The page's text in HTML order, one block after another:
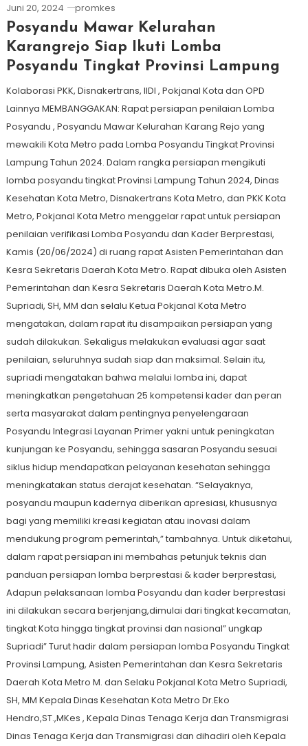
Juni 20, 2024 promkes
Posyandu Mawar Kelurahan
Karangrejo Siap Ikuti Lomba
Posyandu Tingkat Provinsi Lampung
Kolaborasi PKK, Disnakertrans, IIDI , Pokjanal Kota dan OPD
Lainnya MEMBANGGAKAN: Rapat persiapan penilaian Lomba
Posyandu , Posyandu Mawar Kelurahan Karang Rejo yang
mewakili Kota Metro pada Lomba Posyandu Tingkat Provinsi
Lampung Tahun 2024. Dalam rangka persiapan mengikuti
lomba posyandu tingkat Provinsi Lampung Tahun 2024, Dinas
Kesehatan Kota Metro, Disnakertrans Kota Metro, dan PKK Kota
Metro, Pokjanal Kota Metro menggelar rapat untuk persiapan
penilaian verifikasi Lomba Posyandu dan Kader Berprestasi,
Kamis (20/06/2024) di ruang rapat Asisten Pemerintahan dan
Kesra Sekretaris Daerah Kota Metro. Rapat dibuka oleh Asisten
Pemerintahan dan Kesra Sekretaris Daerah Kota Metro.M.
Supriadi, SH, MM dan selalu Ketua Pokjanal Kota Metro
mengatakan, dalam rapat itu disampaikan persiapan yang
sudah dilakukan. Sekaligus melakukan evaluasi agar saat
penilaian, seluruhnya sudah siap dan maksimal. Selain itu,
supriadi mengatakan bahwa melalui lomba ini, dapat
meningkatkan pengetahuan 25 kompetensi kader dan peran
serta masyarakat dalam pentingnya penyelengaraan
Posyandu Integrasi Layanan Primer yakni untuk peningkatan
kunjungan ke Posyandu, sehingga sasaran Posyandu sesuai
siklus hidup mendapatkan pelayanan kesehatan sehingga
meningkatakan status derajat kesehatan. “Selayaknya,
posyandu maupun kadernya diberikan apresiasi, khususnya
bagi yang memiliki kreasi kegiatan atau inovasi dalam
mendukung program pemerintah,” tambahnya. Untuk diketahui,
dalam rapat persiapan ini membahas petunjuk teknis dan
panduan persiapan lomba berprestasi & kader berprestasi,
Adapun pelaksanaan lomba Posyandu dan kader berprestasi
ini dilakukan secara berjenjang,dimulai dari tingkat kecamatan,
tingkat Kota hingga tingkat provinsi dan nasional” ungkap
Supriadi” Turut hadir dalam persiapan lomba Posyandu Tingkat
Provinsi Lampung, Asisten Pemerintahan dan Kesra Sekretaris
Daerah Kota Metro M. dan Selaku Pokjanal Kota Metro Supriadi,
SH, MM Kepala Dinas Kesehatan Kota Metro Dr.Eko
Hendro,ST.,MKes , Kepala Dinas Tenaga Kerja dan Transmigrasi
Dinas Tenaga Kerja dan Transmigrasi dan dihadiri oleh Kepala